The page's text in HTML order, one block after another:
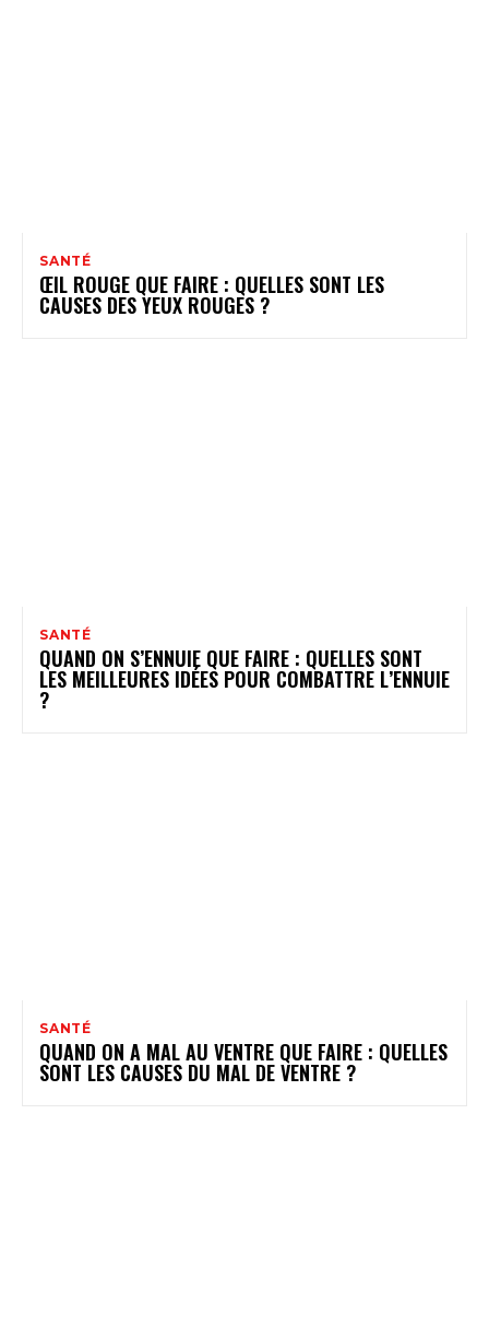
SANTÉ
ŒIL ROUGE QUE FAIRE : QUELLES SONT LES
CAUSES DES YEUX ROUGES ?
SANTÉ
QUAND ON S’ENNUIE QUE FAIRE : QUELLES SONT
LES MEILLEURES IDÉES POUR COMBATTRE L’ENNUIE
?
SANTÉ
QUAND ON A MAL AU VENTRE QUE FAIRE : QUELLES
SONT LES CAUSES DU MAL DE VENTRE ?